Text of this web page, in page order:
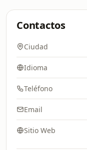
Contactos
Ciudad
Idioma
Teléfono
Email
Sitio Web